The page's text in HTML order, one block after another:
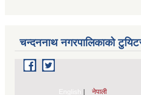
चन्दननाथ नगरपालिकाको